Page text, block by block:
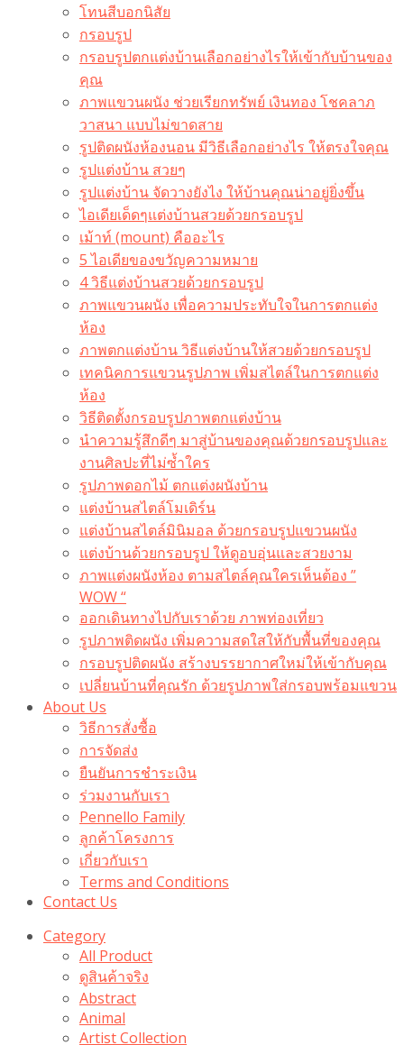
โทนสีบอกนิสัย
กรอบรูป
กรอบรูปตกแต่งบ้านเลือกอย่างไรให้เข้ากับบ้านของ
คุณ
ภาพแขวนผนัง ช่วยเรียกทรัพย์ เงินทอง โชคลาภ
วาสนา แบบไม่ขาดสาย
รูปติดผนังห้องนอน มีวิธีเลือกอย่างไร ให้ตรงใจคุณ
รูปแต่งบ้าน สวยๆ
รูปแต่งบ้าน จัดวางยังไง ให้บ้านคุณน่าอยู่ยิ่งขึ้น
ไอเดียเด็ดๆแต่งบ้านสวยด้วยกรอบรูป
เม้าท์ (mount) คืออะไร​
5 ไอเดียของขวัญความหมาย
4 วิธีแต่งบ้านสวยด้วยกรอบรูป
ภาพแขวนผนัง เพื่อความประทับใจในการตกแต่ง
ห้อง
ภาพตกแต่งบ้าน วิธีแต่งบ้านให้สวยด้วยกรอบรูป
เทคนิคการแขวนรูปภาพ เพิ่มสไตล์ในการตกแต่ง
ห้อง
วิธีติดตั้งกรอบรูปภาพตกแต่งบ้าน
นำความรู้สึกดีๆ มาสู่บ้านของคุณด้วยกรอบรูปและ
งานศิลปะที่ไม่ซ้ำใคร
รูปภาพดอกไม้ ตกแต่งผนังบ้าน
แต่งบ้านสไตล์โมเดิร์น
แต่งบ้านสไตล์มินิมอล ด้วยกรอบรูปแขวนผนัง
แต่งบ้านด้วยกรอบรูป ให้ดูอบอุ่นและสวยงาม
ภาพแต่งผนังห้อง ตามสไตล์คุณใครเห็นต้อง ”
WOW “
ออกเดินทางไปกับเราด้วย ภาพท่องเที่ยว
รูปภาพติดผนัง เพิ่มความสดใสให้กับพื้นที่ของคุณ
กรอบรูปติดผนัง สร้างบรรยากาศใหม่ให้เข้ากับคุณ
เปลี่ยนบ้านที่คุณรัก ด้วยรูปภาพใส่กรอบพร้อมแขวน​
About Us
วิธีการสั่งซื้อ
การจัดส่ง
ยืนยันการชำระเงิน
ร่วมงานกับเรา
Pennello Family
ลูกค้าโครงการ
เกี่ยวกับเรา
Terms and Conditions
Contact Us
Category
All Product
ดูสินค้าจริง
Abstract
Animal
Artist Collection